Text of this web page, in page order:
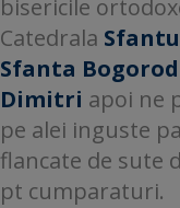
bisericile
Catedrala
Sfanta
Dimitri apoi ne
pe alei inguste
flancate de sute
pt cumparaturi.